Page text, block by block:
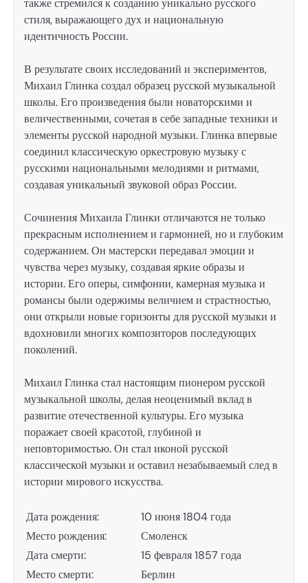
также стремился к созданию уникально русского
стиля, выражающего дух и национальную
идентичность России.
В результате своих исследований и экспериментов,
Михаил Глинка создал образец русской музыкальной
школы. Его произведения были новаторскими и
величественными, сочетая в себе западные техники и
элементы русской народной музыки. Глинка впервые
соединил классическую оркестровую музыку с
русскими национальными мелодиями и ритмами,
создавая уникальный звуковой образ России.
Сочинения Михаила Глинки отличаются не только
прекрасным исполнением и гармонией, но и глубоким
содержанием. Он мастерски передавал эмоции и
чувства через музыку, создавая яркие образы и
истории. Его оперы, симфонии, камерная музыка и
романсы были одержимы величием и страстностью,
они открыли новые горизонты для русской музыки и
вдохновили многих композиторов последующих
поколений.
Михаил Глинка стал настоящим пионером русской
музыкальной школы, делая неоценимый вклад в
развитие отечественной культуры. Его музыка
поражает своей красотой, глубиной и
неповторимостью. Он стал иконой русской
классической музыки и оставил незабываемый след в
истории мирового искусства.
Дата рождения:
10 июня 1804 года
Место рождения:
Смоленск
Дата смерти:
15 февраля 1857 года
Место смерти:
Берлин